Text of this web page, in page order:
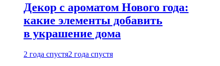
Декор с ароматом Нового года:
какие элементы добавить
в украшение дома
2 года спустя2 года спустя